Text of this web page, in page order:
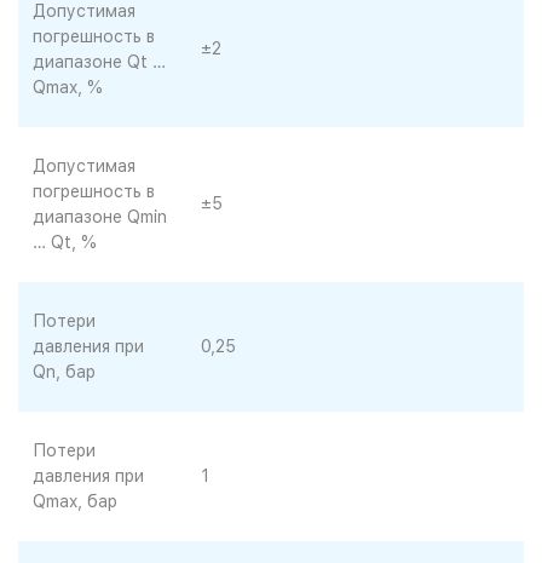
Допустимая
погрешность в
диапазоне Qt …
Qmax, %
±2
Допустимая
погрешность в
диапазоне Qmin
… Qt, %
±5
Потери
давления при
Qn, бар
0,25
Потери
давления при
Qmax, бар
1